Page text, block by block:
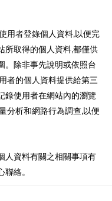
用者登錄個人資料,以便完
所取得的個人資料,都僅供
。除非事先說明或依照台
者的個人資料提供給第三
錄使用者在網站內的瀏覽
分析和網路行為調查,以便
人資料有關之相關事項有
絡。